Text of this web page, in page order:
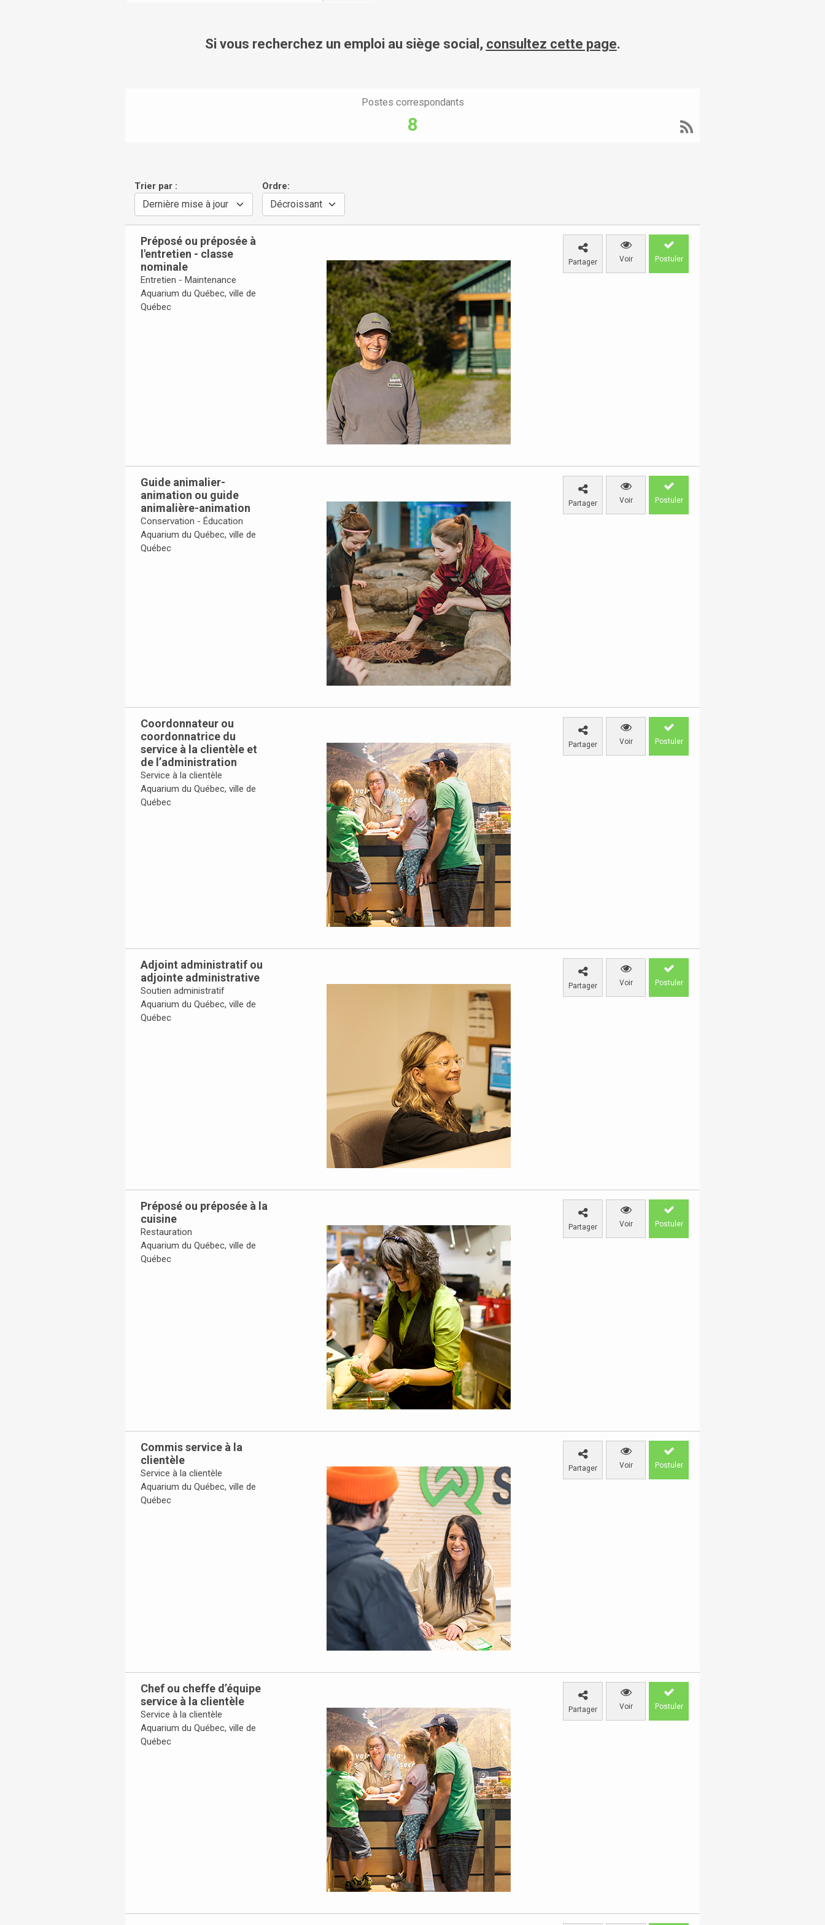
Si vous recherchez un emploi au siège social, consultez cette page.
Postes correspondants
8
Trier par : Ordre:
Préposé ou préposée à
l'entretien - classe
nominale
Entretien - Maintenance
Aquarium du Québec, ville de
Québec
Partager Voir Postuler
Guide animalier-
animation ou guide
animalière-animation
Conservation - Éducation
Aquarium du Québec, ville de
Québec
Partager Voir Postuler
Coordonnateur ou
coordonnatrice du
service à la clientèle et
de l’administration
Service à la clientèle
Aquarium du Québec, ville de
Québec
Partager Voir Postuler
Adjoint administratif ou
adjointe administrative
Soutien administratif
Aquarium du Québec, ville de
Québec
Partager Voir Postuler
Préposé ou préposée à la
cuisine
Restauration
Aquarium du Québec, ville de
Québec
Partager Voir Postuler
Commis service à la
clientèle
Service à la clientèle
Aquarium du Québec, ville de
Québec
Partager Voir Postuler
Chef ou cheffe d’équipe
service à la clientèle
Service à la clientèle
Aquarium du Québec, ville de
Québec
Partager Voir Postuler